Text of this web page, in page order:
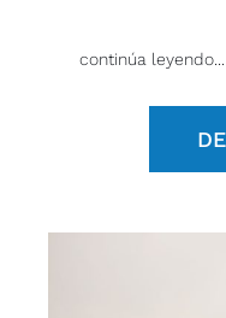
continúa leyendo...